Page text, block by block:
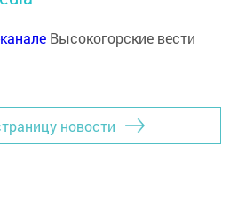
Высокогорские вести
новости